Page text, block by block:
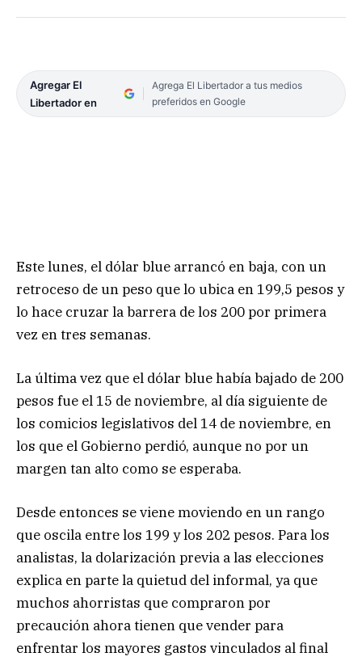
Agregar El
Libertador en
Agrega El Libertador a tus medios
preferidos en Google
Este lunes, el dólar blue arrancó en baja, con un
retroceso de un peso que lo ubica en 199,5 pesos y
lo hace cruzar la barrera de los 200 por primera
vez en tres semanas.
La última vez que el dólar blue había bajado de 200
pesos fue el 15 de noviembre, al día siguiente de
los comicios legislativos del 14 de noviembre, en
los que el Gobierno perdió, aunque no por un
margen tan alto como se esperaba.
Desde entonces se viene moviendo en un rango
que oscila entre los 199 y los 202 pesos. Para los
analistas, la dolarización previa a las elecciones
explica en parte la quietud del informal, ya que
muchos ahorristas que compraron por
precaución ahora tienen que vender para
enfrentar los mayores gastos vinculados al final